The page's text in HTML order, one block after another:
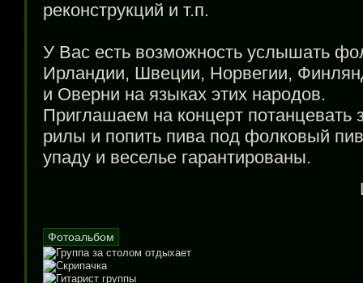
реконструкций и т.п.
У Вас есть возможность услышать
Ирландии, Швеции, Норвегии,
и Оверни на языках этих народов.
Приглашаем на концерт потанцевать
рилы и попить пива под фолковый
упаду и веселье гарантированы.
Фотоальбом